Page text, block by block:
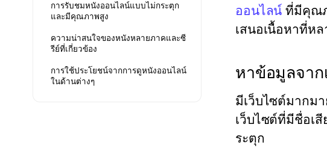
การรับชมหนังออนไลน์แบบไม่กระตุก
และมีคุณภาพสูง
ความน่าสนใจของหนังหลายภาคและซี
รีย์ที่เกี่ยวข้อง
การใช้ประโยชน์จากการดูหนังออนไลน์
ในด้านต่างๆ
ออนไลน์ ที่มีคุณ
เสนอเนื้อหาที่ห
หาข้อมูลจาก
มีเว็บไซต์มากม
เว็บไซต์ที่มีชื่อเ
ระตุก